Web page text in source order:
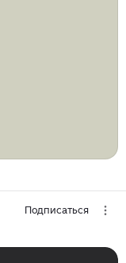
Подписаться